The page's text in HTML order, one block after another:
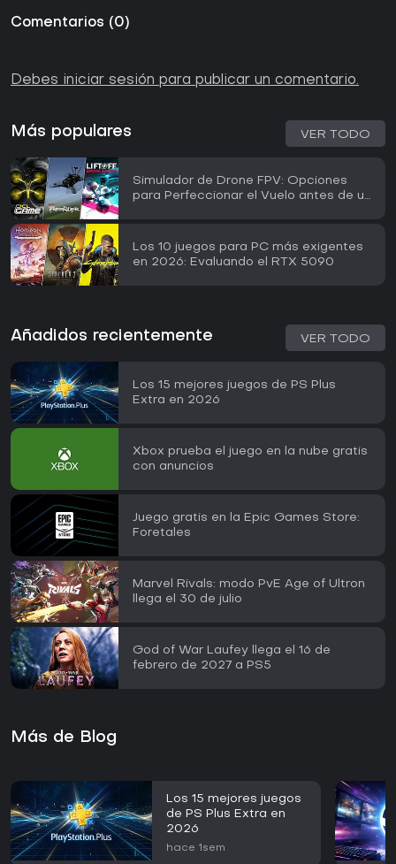
Comentarios (0)
Debes iniciar sesión para publicar un comentario.
Más populares VER TODO
Simulador de Drone FPV: Opciones
para Perfeccionar el Vuelo antes de un
Los 10 juegos para PC más exigentes
en 2026: Evaluando el RTX 5090
Añadidos recientemente VER TODO
Los 15 mejores juegos de PS Plus
Extra en 2026
Xbox prueba el juego en la nube gratis
con anuncios
Juego gratis en la Epic Games Store:
Foretales
Marvel Rivals: modo PvE Age of Ultron
llega el 30 de julio
God of War Laufey llega el 16 de
febrero de 2027 a PS5
Más de Blog
Los 15 mejores juegos
de PS Plus Extra en
2026
hace 1sem